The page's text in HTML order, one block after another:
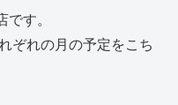
す。
ぞれの月の予定をこち